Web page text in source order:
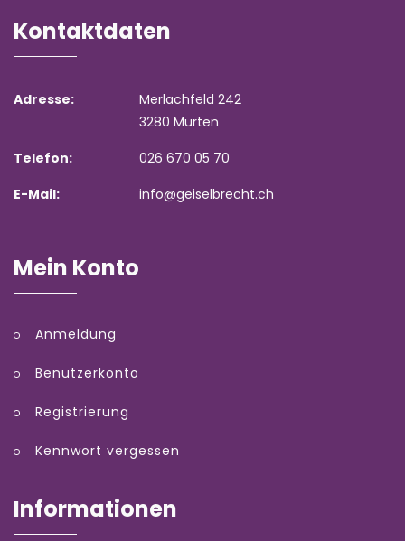
Kontaktdaten
Adresse:
Merlachfeld 242
3280 Murten
Telefon:
026 670 05 70
E-Mail:
info@geiselbrecht.ch
Mein Konto
Anmeldung
Benutzerkonto
Registrierung
Kennwort vergessen
Informationen